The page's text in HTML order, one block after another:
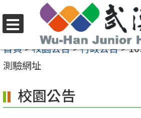
至
要
容
區
選
單
首頁>校園公告>行政公告>
測驗網址
校園公告